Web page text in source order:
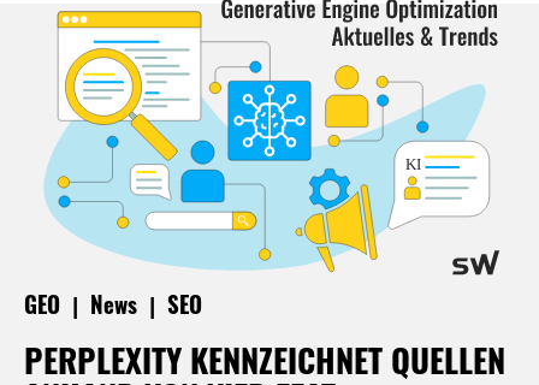
GEO News SEO
PERPLEXITY KENNZEICHNET QUELLEN